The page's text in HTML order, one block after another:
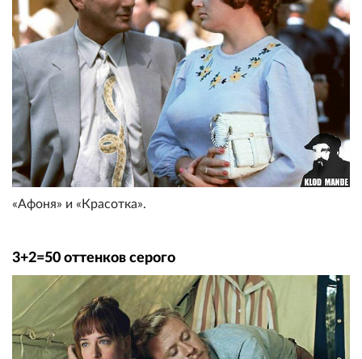
«Афоня» и «Красотка».
3+2=50 оттенков серого